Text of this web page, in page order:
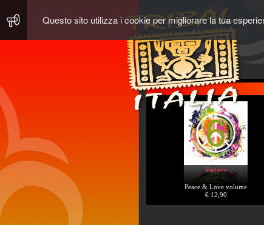
Questo sito utilizza i cookie per migliorare la tua
Various
Peace & Love volume
6
€ 12,90